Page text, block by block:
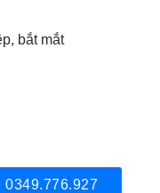
bắt mắt
0349.776.927